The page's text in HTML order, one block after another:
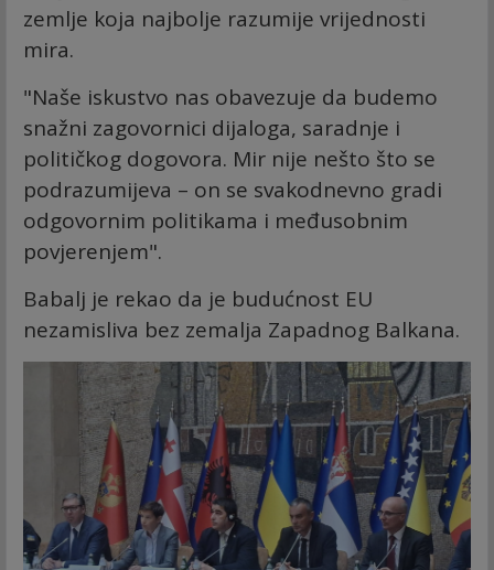
zemlje koja najbolje razumije vrijednosti
mira.
"Naše iskustvo nas obavezuje da budemo
snažni zagovornici dijaloga, saradnje i
političkog dogovora. Mir nije nešto što se
podrazumijeva – on se svakodnevno gradi
odgovornim politikama i međusobnim
povjerenjem".
Babalj je rekao da je budućnost EU
nezamisliva bez zemalja Zapadnog Balkana.